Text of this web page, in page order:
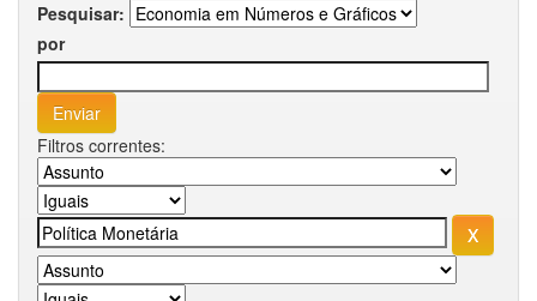
Pesquisar:
por
Filtros correntes: